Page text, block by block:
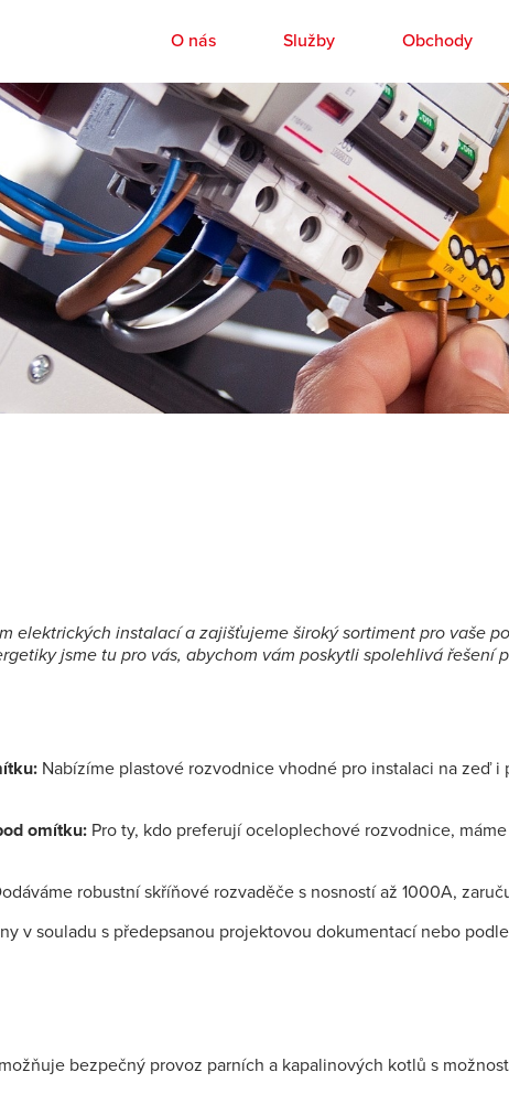
O nás Služby Obchody
elektrických instalací a zajišťujeme široký sortiment pro vaše
jsme tu pro vás, abychom vám poskytli spolehlivá řešení
Nabízíme plastové rozvodnice vhodné pro instalaci na zeď
omítku: Pro ty, kdo preferují oceloplechové rozvodnice,
robustní skříňové rozvaděče s nosností až 1000A,
v souladu s předepsanou projektovou dokumentací nebo
bezpečný provoz parních a kapalinových kotlů s